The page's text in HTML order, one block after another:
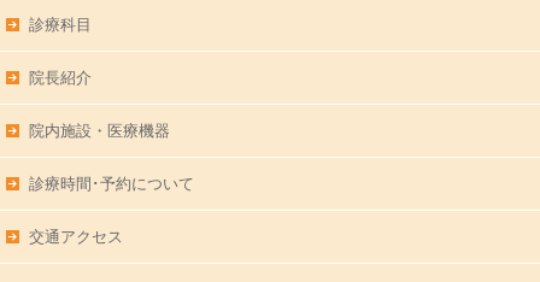
診療科目
院長紹介
院内施設・医療機器
診療時間･予約について
交通アクセス